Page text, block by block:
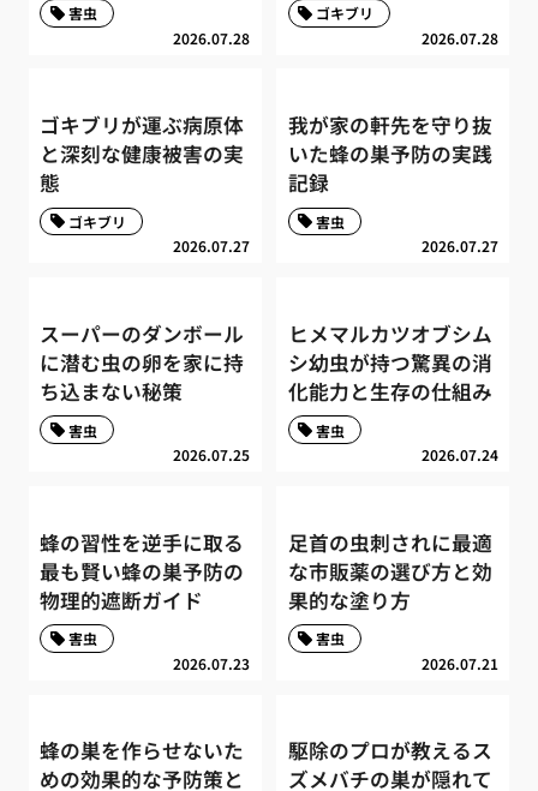
2026.07.28
害虫
2026.07.28
ゴキブリ
ゴキブリが運ぶ病原体
と深刻な健康被害の実
態
2026.07.27
ゴキブリ
我が家の軒先を守り抜
いた蜂の巣予防の実践
記録
2026.07.27
害虫
スーパーのダンボール
に潜む虫の卵を家に持
ち込まない秘策
2026.07.25
害虫
ヒメマルカツオブシム
シ幼虫が持つ驚異の消
化能力と生存の仕組み
2026.07.24
害虫
蜂の習性を逆手に取る
最も賢い蜂の巣予防の
物理的遮断ガイド
2026.07.23
害虫
足首の虫刺されに最適
な市販薬の選び方と効
果的な塗り方
2026.07.21
害虫
蜂の巣を作らせないた
めの効果的な予防策と
駆除のプロが教えるス
ズメバチの巣が隠れて